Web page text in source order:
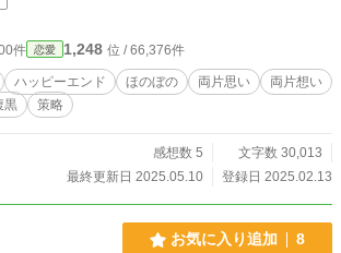
件 恋愛 1,248 位 / 66,376件
ハッピーエンド ほのぼの 両片思い
両片想い
黒 策略
感想数 5
文字数 30,013
最終更新日 2025.05.10
登録日 2025.02.13
お気に入り追加 8